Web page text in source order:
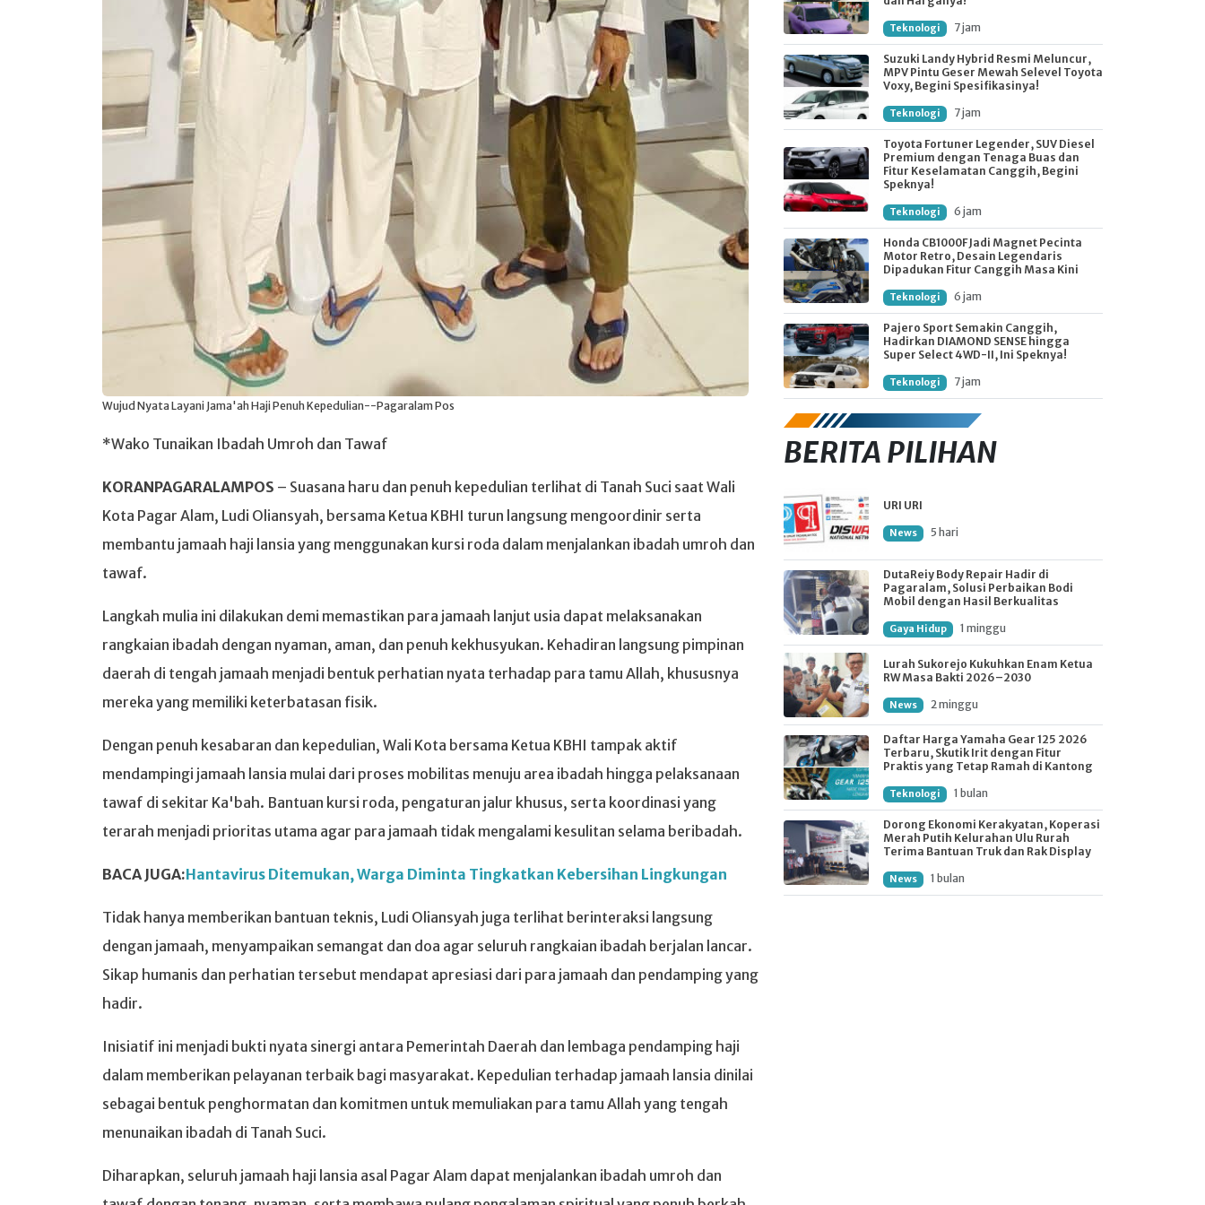
Wujud Nyata Layani Jama'ah Haji Penuh Kepedulian--Pagaralam Pos
*Wako Tunaikan Ibadah Umroh dan Tawaf
KORANPAGARALAMPOS – Suasana haru dan penuh kepedulian terlihat di Tanah Suci saat Wali
Kota Pagar Alam, Ludi Oliansyah, bersama Ketua KBHI turun langsung mengoordinir serta
membantu jamaah haji lansia yang menggunakan kursi roda dalam menjalankan ibadah umroh dan
tawaf.
Langkah mulia ini dilakukan demi memastikan para jamaah lanjut usia dapat melaksanakan
rangkaian ibadah dengan nyaman, aman, dan penuh kekhusyukan. Kehadiran langsung pimpinan
daerah di tengah jamaah menjadi bentuk perhatian nyata terhadap para tamu Allah, khususnya
mereka yang memiliki keterbatasan fisik.
Dengan penuh kesabaran dan kepedulian, Wali Kota bersama Ketua KBHI tampak aktif
mendampingi jamaah lansia mulai dari proses mobilitas menuju area ibadah hingga pelaksanaan
tawaf di sekitar Ka'bah. Bantuan kursi roda, pengaturan jalur khusus, serta koordinasi yang
terarah menjadi prioritas utama agar para jamaah tidak mengalami kesulitan selama beribadah.
BACA JUGA:Hantavirus Ditemukan, Warga Diminta Tingkatkan Kebersihan Lingkungan
Tidak hanya memberikan bantuan teknis, Ludi Oliansyah juga terlihat berinteraksi langsung
dengan jamaah, menyampaikan semangat dan doa agar seluruh rangkaian ibadah berjalan lancar.
Sikap humanis dan perhatian tersebut mendapat apresiasi dari para jamaah dan pendamping yang
hadir.
Inisiatif ini menjadi bukti nyata sinergi antara Pemerintah Daerah dan lembaga pendamping haji
dalam memberikan pelayanan terbaik bagi masyarakat. Kepedulian terhadap jamaah lansia dinilai
sebagai bentuk penghormatan dan komitmen untuk memuliakan para tamu Allah yang tengah
menunaikan ibadah di Tanah Suci.
Diharapkan, seluruh jamaah haji lansia asal Pagar Alam dapat menjalankan ibadah umroh dan
Teknologi 7 jam
Suzuki Landy Hybrid Resmi Meluncur,
MPV Pintu Geser Mewah Selevel Toyota
Voxy, Begini Spesifikasinya!
Teknologi 7 jam
Toyota Fortuner Legender, SUV Diesel
Premium dengan Tenaga Buas dan
Fitur Keselamatan Canggih, Begini
Speknya!
Teknologi 6 jam
Honda CB1000F Jadi Magnet Pecinta
Motor Retro, Desain Legendaris
Dipadukan Fitur Canggih Masa Kini
Teknologi 6 jam
Pajero Sport Semakin Canggih,
Hadirkan DIAMOND SENSE hingga
Super Select 4WD-II, Ini Speknya!
Teknologi 7 jam
BERITA PILIHAN
URI URI
News 5 hari
DutaReiy Body Repair Hadir di
Pagaralam, Solusi Perbaikan Bodi
Mobil dengan Hasil Berkualitas
Gaya Hidup 1 minggu
Lurah Sukorejo Kukuhkan Enam Ketua
RW Masa Bakti 2026–2030
News 2 minggu
Daftar Harga Yamaha Gear 125 2026
Terbaru, Skutik Irit dengan Fitur
Praktis yang Tetap Ramah di Kantong
Teknologi 1 bulan
Dorong Ekonomi Kerakyatan, Koperasi
Merah Putih Kelurahan Ulu Rurah
Terima Bantuan Truk dan Rak Display
News 1 bulan